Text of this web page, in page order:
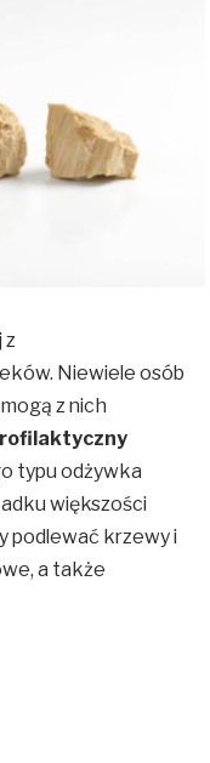
z
Niewiele osób
z nich
typu odżywka
większości
podlewać krzewy i
a także